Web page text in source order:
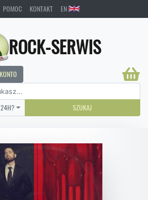
POMOC KONTAKT EN
ROCK-SERWIS
24H? SZUKAJ